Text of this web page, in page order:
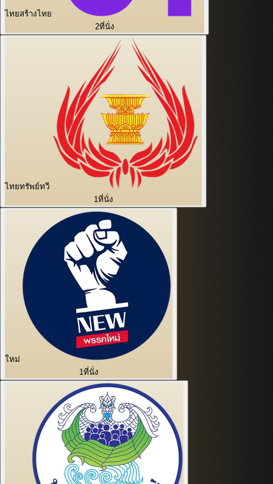
ไทยสร้างไทย
2ที่นั่ง
ไทยทรัพย์ทวี
1ที่นั่ง
ใหม่
1ที่นั่ง